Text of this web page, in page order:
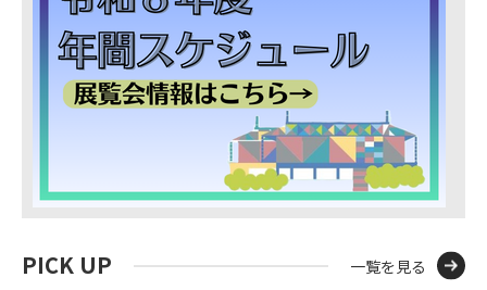
PICK UP 一覧を見る